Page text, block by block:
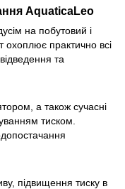
AquaticaLeo
на побутовий і
охоплює практично всі
та
а також сучасні
тиском.
підвищення тиску в